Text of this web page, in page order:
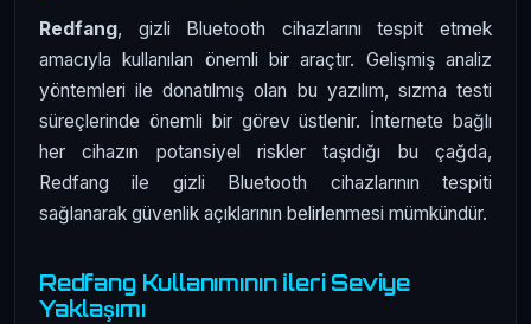
Redfang, gizli Bluetooth cihazlarını tespit etmek
amacıyla kullanılan önemli bir araçtır. Gelişmiş analiz
yöntemleri ile donatılmış olan bu yazılım, sızma testi
süreçlerinde önemli bir görev üstlenir. İnternete bağlı
her cihazın potansiyel riskler taşıdığı bu çağda,
Redfang ile gizli Bluetooth cihazlarının tespiti
sağlanarak güvenlik açıklarının belirlenmesi mümkündür.
Redfang Kullanımının İleri Seviye
Yaklaşımı